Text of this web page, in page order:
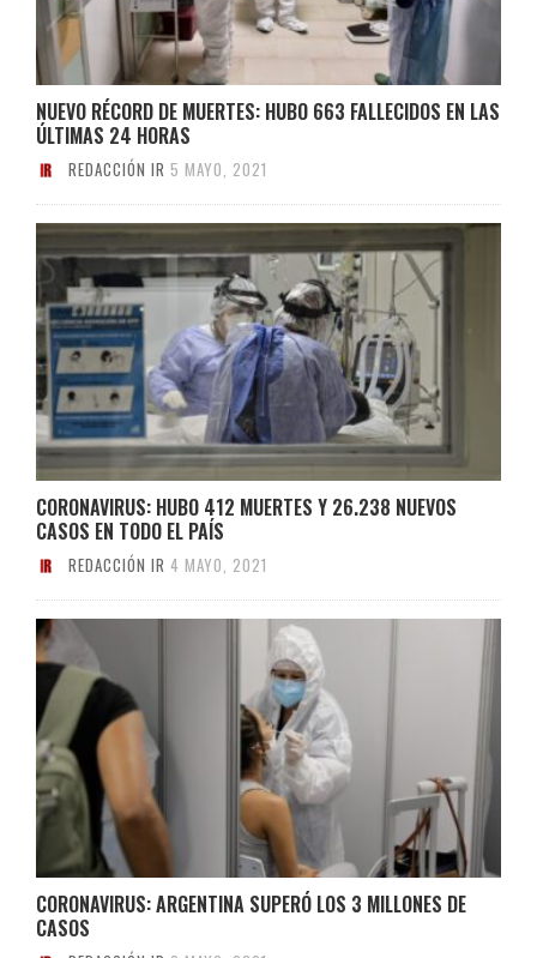
NUEVO RÉCORD DE MUERTES: HUBO 663 FALLECIDOS EN LAS
ÚLTIMAS 24 HORAS
REDACCIÓN IR 5 MAYO, 2021
CORONAVIRUS: HUBO 412 MUERTES Y 26.238 NUEVOS
CASOS EN TODO EL PAÍS
REDACCIÓN IR 4 MAYO, 2021
CORONAVIRUS: ARGENTINA SUPERÓ LOS 3 MILLONES DE
CASOS